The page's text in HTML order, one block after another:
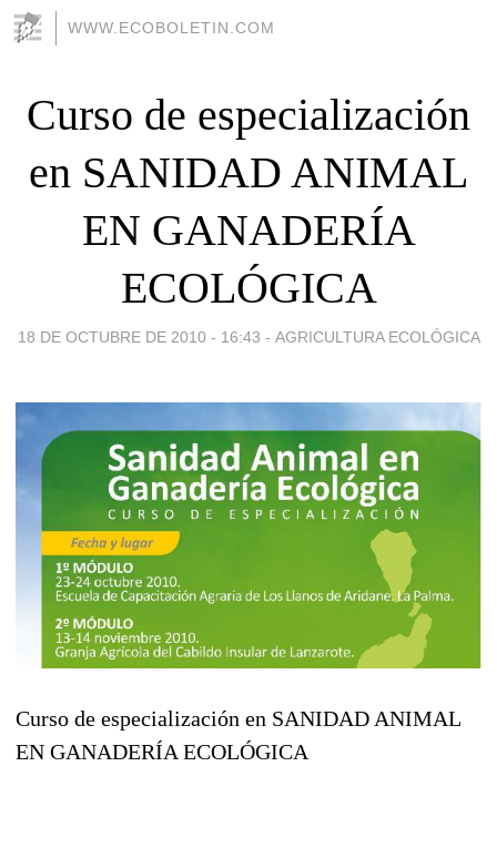
WWW.ECOBOLETIN.COM
Curso de especialización
en SANIDAD ANIMAL
EN GANADERÍA
ECOLÓGICA
18 DE OCTUBRE DE 2010 - 16:43 - AGRICULTURA ECOLÓGICA
Curso de especialización en SANIDAD ANIMAL
EN GANADERÍA ECOLÓGICA